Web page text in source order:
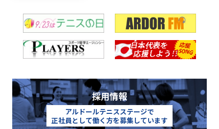
採用情報
アルドールテニスステージで
正社員として働く方を募集しています